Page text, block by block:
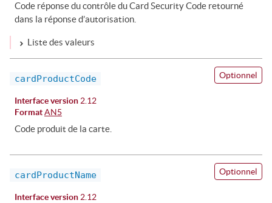
Code réponse du contrôle du Card Security Code retourné
dans la réponse d’autorisation.
Liste des valeurs
cardProductCode Optionnel
Interface version 2.12
Format AN5
Code produit de la carte.
cardProductName Optionnel
Interface version 2.12